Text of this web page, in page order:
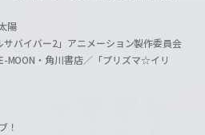
陽
バイバー2」アニメーション製作委員会
MOON・角川書店／「プリズマ☆イリ
！